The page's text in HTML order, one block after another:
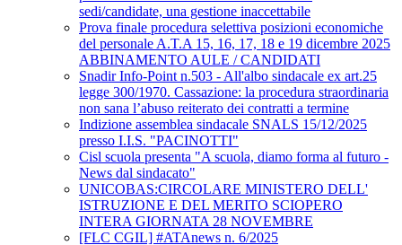
sedi/candidate, una gestione inaccettabile
Prova finale procedura selettiva posizioni economiche
del personale A.T.A 15, 16, 17, 18 e 19 dicembre 2025
ABBINAMENTO AULE / CANDIDATI
Snadir Info-Point n.503 - All'albo sindacale ex art.25
legge 300/1970. Cassazione: la procedura straordinaria
non sana l’abuso reiterato dei contratti a termine
Indizione assemblea sindacale SNALS 15/12/2025
presso I.I.S. "PACINOTTI"
Cisl scuola presenta "A scuola, diamo forma al futuro -
News dal sindacato"
UNICOBAS:CIRCOLARE MINISTERO DELL'
ISTRUZIONE E DEL MERITO SCIOPERO
INTERA GIORNATA 28 NOVEMBRE
[FLC CGIL] #ATAnews n. 6/2025